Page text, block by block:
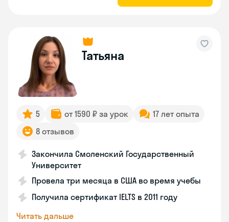
Татьяна
5 от 1590 ₽ за урок
17 лет опыта
8 отзывов
Закончила Смоленский Государственный
Университет
Провела три месяца в США во время учебы
Получила сертификат IELTS в 2011 году
Читать дальше